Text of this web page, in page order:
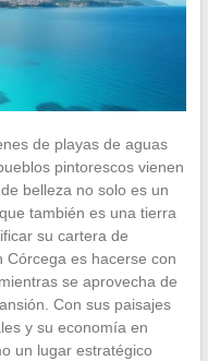
de playas de aguas
pintorescos vienen
belleza no solo es un
también es una tierra
su cartera de
Córcega es hacerse con
se aprovecha de
Con sus paisajes
y su economía en
un lugar estratégico